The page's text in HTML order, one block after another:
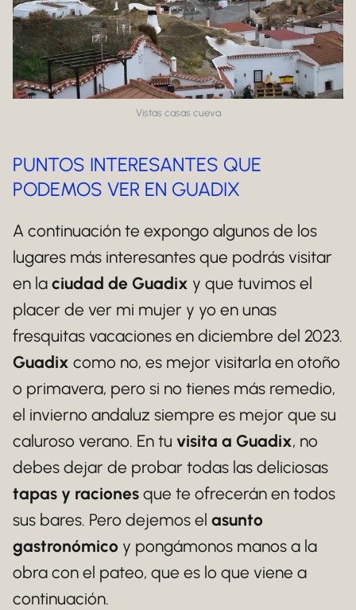
Vistas casas cueva
PUNTOS INTERESANTES QUE
PODEMOS VER EN GUADIX
A continuación te expongo algunos de los
lugares más interesantes que podrás visitar
en la ciudad de Guadix y que tuvimos el
placer de ver mi mujer y yo en unas
fresquitas vacaciones en diciembre del 2023.
Guadix como no, es mejor visitarla en otoño
o primavera, pero si no tienes más remedio,
el invierno andaluz siempre es mejor que su
caluroso verano. En tu visita a Guadix, no
debes dejar de probar todas las deliciosas
tapas y raciones que te ofrecerán en todos
sus bares. Pero dejemos el asunto
gastronómico y pongámonos manos a la
obra con el pateo, que es lo que viene a
continuación.